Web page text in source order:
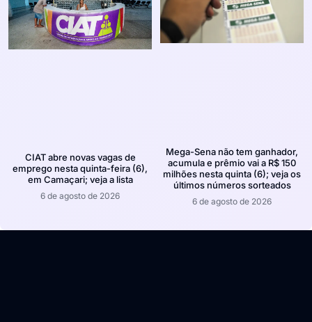
CIAT abre novas vagas de
emprego nesta quinta-feira (6),
em Camaçari; veja a lista
6 de agosto de 2026
Mega-Sena não tem ganhador,
acumula e prêmio vai a R$ 150
milhões nesta quinta (6); veja os
últimos números sorteados
6 de agosto de 2026